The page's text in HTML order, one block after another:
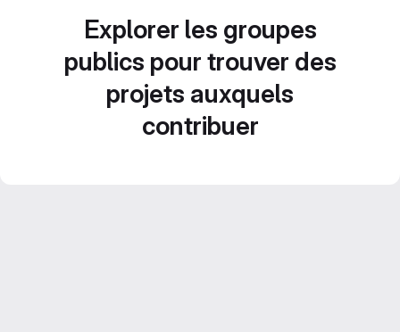
Explorer les groupes
publics pour trouver des
projets auxquels
contribuer